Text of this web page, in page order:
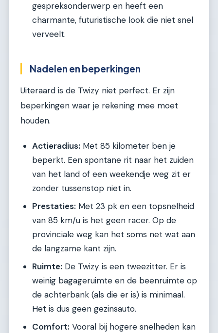
gespreksonderwerp en heeft een
charmante, futuristische look die niet snel
verveelt.
Nadelen en beperkingen
Uiteraard is de Twizy niet perfect. Er zijn
beperkingen waar je rekening mee moet
houden.
Actieradius: Met 85 kilometer ben je
beperkt. Een spontane rit naar het zuiden
van het land of een weekendje weg zit er
zonder tussenstop niet in.
Prestaties: Met 23 pk en een topsnelheid
van 85 km/u is het geen racer. Op de
provinciale weg kan het soms net wat aan
de langzame kant zijn.
Ruimte: De Twizy is een tweezitter. Er is
weinig bagageruimte en de beenruimte op
de achterbank (als die er is) is minimaal.
Het is dus geen gezinsauto.
Comfort: Vooral bij hogere snelheden kan